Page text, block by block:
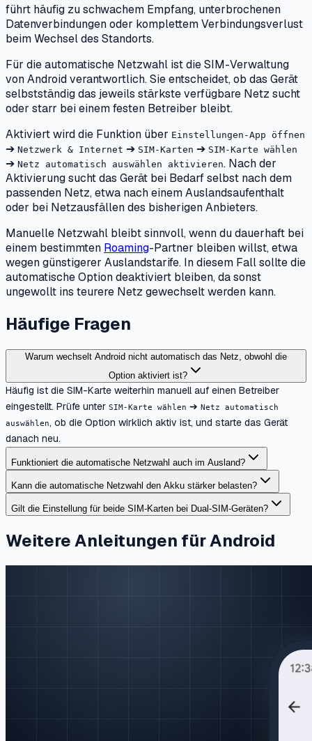
führt häufig zu schwachem Empfang, unterbrochenen
Datenverbindungen oder komplettem Verbindungsverlust
beim Wechsel des Standorts.
Für die automatische Netzwahl ist die SIM-Verwaltung
von Android verantwortlich. Sie entscheidet, ob das Gerät
selbstständig das jeweils stärkste verfügbare Netz sucht
oder starr bei einem festen Betreiber bleibt.
Aktiviert wird die Funktion über Einstellungen-App öffnen
➔ Netzwerk & Internet ➔ SIM-Karten ➔ SIM-Karte wählen
➔ Netz automatisch auswählen aktivieren. Nach der
Aktivierung sucht das Gerät bei Bedarf selbst nach dem
passenden Netz, etwa nach einem Auslandsaufenthalt
oder bei Netzausfällen des bisherigen Anbieters.
Manuelle Netzwahl bleibt sinnvoll, wenn du dauerhaft bei
einem bestimmten Roaming-Partner bleiben willst, etwa
wegen günstigerer Auslandstarife. In diesem Fall sollte die
automatische Option deaktiviert bleiben, da sonst
ungewollt ins teurere Netz gewechselt werden kann.
Häufige Fragen
Warum wechselt Android nicht automatisch das Netz, obwohl die
Option aktiviert ist?
Häufig ist die SIM-Karte weiterhin manuell auf einen Betreiber
eingestellt. Prüfe unter SIM-Karte wählen ➔ Netz automatisch
auswählen, ob die Option wirklich aktiv ist, und starte das Gerät
danach neu.
Funktioniert die automatische Netzwahl auch im Ausland?
Kann die automatische Netzwahl den Akku stärker belasten?
Gilt die Einstellung für beide SIM-Karten bei Dual-SIM-Geräten?
Weitere Anleitungen für Android